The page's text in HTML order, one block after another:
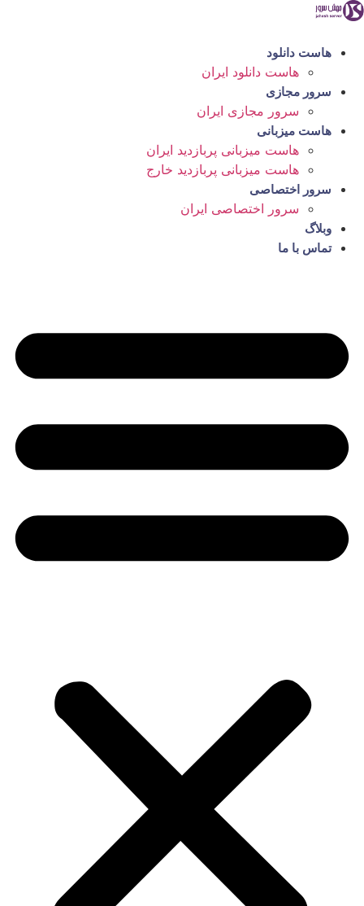
پرش
محتوا
هاست دانلود
هاست دانلود ایران
سرور مجازی
سرور مجازی ایران
هاست میزبانی
هاست میزبانی پربازدید ایران
هاست میزبانی پربازدید خارج
سرور اختصاصی
سرور اختصاصی ایران
وبلاگ
تماس با ما